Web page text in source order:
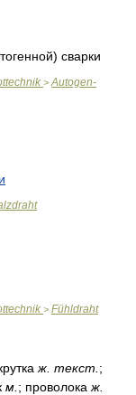
сварки
> Autogen-
> Fühldraht
ж. текст. ;
м. ; проволока ж.